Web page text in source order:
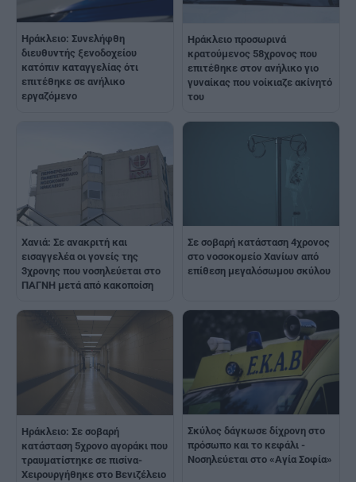
Ηράκλειο: Συνελήφθη
διευθυντής ξενοδοχείου
κατόπιν καταγγελίας ότι
επιτέθηκε σε ανήλικο
εργαζόμενο
Ηράκλειο προσωρινά
κρατούμενος 58χρονος που
επιτέθηκε στον ανήλικο γιο
γυναίκας που νοίκιαζε ακίνητό
του
Χανιά: Σε ανακριτή και
εισαγγελέα οι γονείς της
3χρονης που νοσηλεύεται στο
ΠΑΓΝΗ μετά από κακοποίση
Σε σοβαρή κατάσταση 4χρονος
στο νοσοκομείο Χανίων από
επίθεση μεγαλόσωμου σκύλου
Ηράκλειο: Σε σοβαρή
κατάσταση 5χρονο αγοράκι που
τραυματίστηκε σε πισίνα-
Χειρουργήθηκε στο Βενιζέλειο
Σκύλος δάγκωσε δίχρονη στο
πρόσωπο και το κεφάλι -
Νοσηλεύεται στο «Αγία Σοφία»